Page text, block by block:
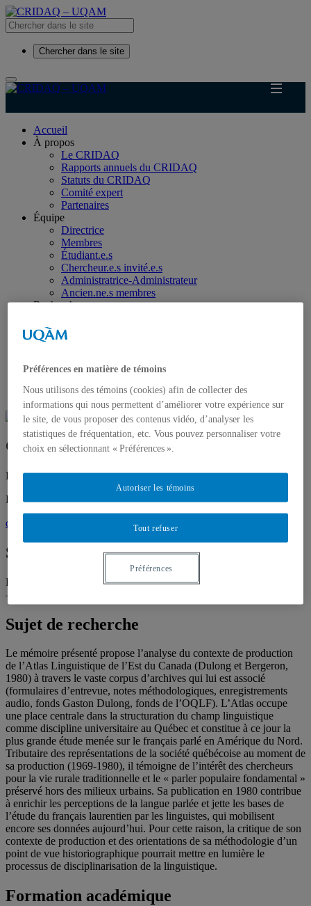
Chercher dans le site
Accueil
À propos
Le CRIDAQ
Rapports annuels du CRIDAQ
Statuts du CRIDAQ
Comité expert
Partenaires
Équipe
Directrice
Membres
Étudiant.e.s
Chercheur.e.s invité.e.s
Administratrice-Administrateur
Ancien.ne.s membres
Recherche
Axe 2 – Institutions, justice sociale et territoires
Axe 3 – Démocratie et pluralisme
Activités
Nous joindre
Charlotte Doucet
Étudiante, Maîtrise en histoire, Université du Québec à Montréal
Direction:Stéphane Savard
doucet.charlotte@courrier.uqam.ca
Spécialités
Histoire intellectuelle – Histoire culturelle – Patrimoine linguistique
– Disciplinarisation
Sujet de recherche
Le mémoire présenté propose l’analyse du contexte de production
de l’Atlas Linguistique de l’Est du Canada (Dulong et Bergeron,
1980) à travers le vaste corpus d’archives qui lui est associé
(formulaires d’entrevue, notes méthodologiques, enregistrements
audio, fonds Gaston Dulong, fonds de l’OQLF). L’Atlas occupe
une place centrale dans la structuration du champ linguistique
comme discipline universitaire au Québec et constitue à ce jour la
plus grande étude menée sur le français parlé en Amérique du Nord.
Tributaire des représentations de la société québécoise au moment de
sa production (1969-1980), il témoigne de l’intérêt des chercheurs
pour la vie rurale traditionnelle et le « parler populaire fondamental »
préservé hors des milieux urbains. Sa publication en 1980 contribue
à enrichir les perceptions de la langue parlée et jette les bases de
l’étude du français laurentien par les linguistes, qui mobilisent
encore ses données aujourd’hui. Pour cette raison, la critique de son
contexte de production et des orientations de sa méthodologie d’un
point de vue historiographique pourrait mettre en lumière le
processus de disciplinarisation de la linguistique.
Formation académique
Préférences en matière de témoins
Nous utilisons des témoins (cookies) afin de collecter des
informations qui nous permettent d’améliorer votre expérience sur
le site, de vous proposer des contenus vidéo, d’analyser les
statistiques de fréquentation, etc. Vous pouvez personnaliser votre
choix en sélectionnant « Préférences ».
Tout refuser
Autoriser les témoins
Préférences